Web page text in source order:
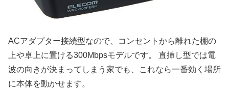
ACアダプター接続型なので、コンセントから離れた棚の
上や卓上に置ける300Mbpsモデルです。 直挿し型では電
波の向きが決まってしまう家でも、これなら一番効く場所
に本体を動かせます。